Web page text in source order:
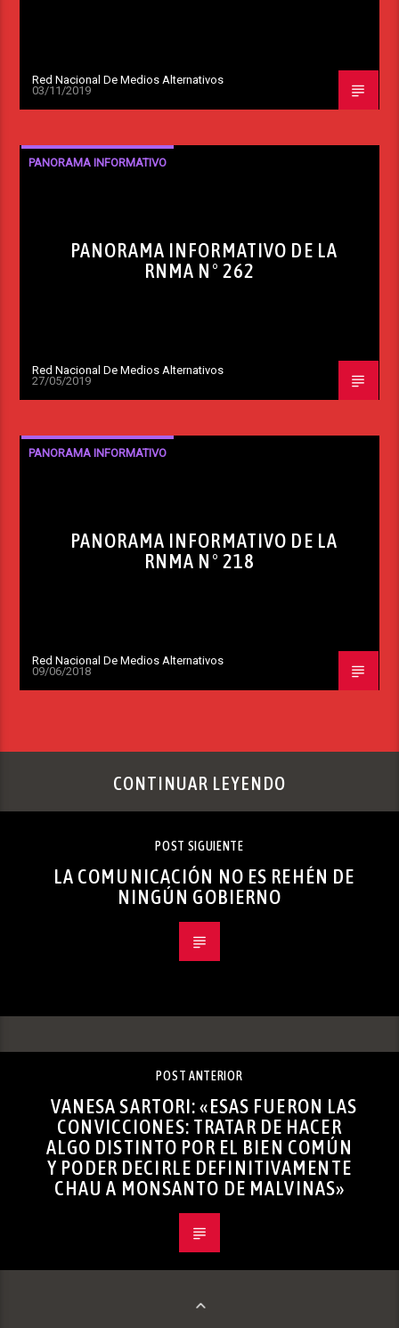
Red Nacional De Medios Alternativos
03/11/2019
PANORAMA INFORMATIVO
PANORAMA INFORMATIVO DE LA
RNMA N° 262
Red Nacional De Medios Alternativos
27/05/2019
PANORAMA INFORMATIVO
PANORAMA INFORMATIVO DE LA
RNMA N° 218
Red Nacional De Medios Alternativos
09/06/2018
CONTINUAR LEYENDO
POST SIGUIENTE
LA COMUNICACIÓN NO ES REHÉN DE
NINGÚN GOBIERNO
POST ANTERIOR
VANESA SARTORI: «ESAS FUERON LAS
CONVICCIONES: TRATAR DE HACER
ALGO DISTINTO POR EL BIEN COMÚN
Y PODER DECIRLE DEFINITIVAMENTE
CHAU A MONSANTO DE MALVINAS»